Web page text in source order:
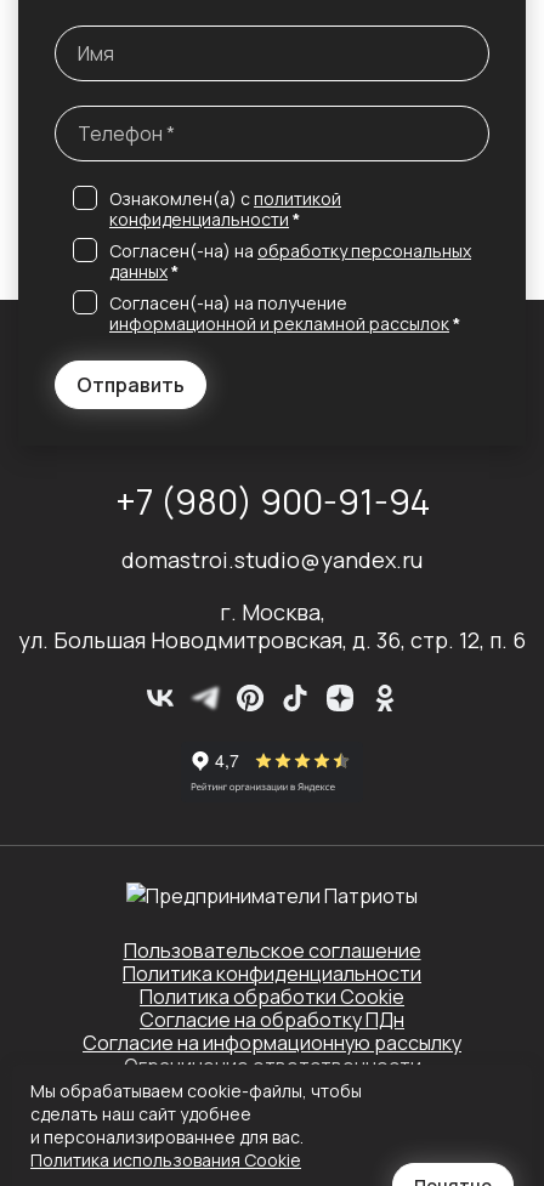
Отправить
Ознакомлен(а) сполитикой
конфиденциальности *
Согласен(-на) на обработку персональных
данных*
Согласен(-на) на получение
информационной и рекламной рассылок*
+7 (980) 900-91-94
domastroi.studio@yandex.ru
г. Москва,
ул. Большая Новодмитровская, д. 36, стр. 12, п. 6
Пользовательское соглашение
Политика конфиденциальности
Политика обработки Cookie
Согласие на обработку ПДн
Согласие на информационную рассылку
Ограничение ответственности
Этот сайт защищён Yandex SmartCaptcha.
ПрименяютсяПолитика конфиденциальности
Создание сайта
Мы обрабатываем cookie-файлы, чтобы
сделать наш сайт удобнее
и персонализированнее для вас.
Политика использования Сookie